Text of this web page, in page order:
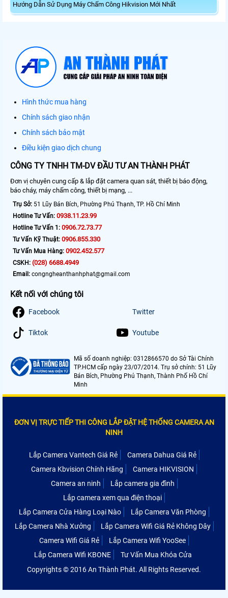
Hướng Dẫn Sử Dụng Máy Chấm Công Hikvision Mới Nhất
Hình thức mua hàng
Chính sách giao nhận
Chính sách bảo mật
Điều kiện giao dịch chung
CÔNG TY TNHH TM-DV ĐẦU TƯ AN THÀNH PHÁT
Đơn vị chuyên cung cấp & lắp đặt camera quan sát, thiết bị báo động,
báo cháy, máy chấm công, thiết bị mạng, ...
Trụ Sở: 51 Lũy Bán Bích, Phường Phú Thạnh, TP. Hồ Chí Minh
Hotline Tư Vấn: 0938.11.23.99
Hotline Tư Vấn 1: 0906.72.73.77
Tư Vấn Kỹ Thuật: 0906.855.330
Tư Vấn Mua Hàng: 0902.452.577
CSKH: (028) 6688.4949
Email: congngheanthanhphat@gmail.com
Kết nối với chúng tôi
Facebook Twitter
Tiktok Youtube
Mã số doanh nghiệp: 0312866570 do Sở Tài Chính
TP.HCM cấp ngày 23/07/2014. Trụ sở chính: 51 Lũy
Bán Bích, Phường Phú Thạnh, Thành Phố Hồ Chí
Minh
ĐƠN VỊ TRỰC TIẾP THI CÔNG LẮP ĐẶT HỆ THỐNG CAMERA AN
NINH
Lắp Camera Vantech Giá Rẻ
Camera Dahua Giá Rẻ
Camera Kbvision Chính Hãng
Camera HIKVISION
Camera an ninh
Lắp camera gia đình
Lắp camera xem qua điện thoại
Lắp Camera Cửa Hàng Loại Nào
Lắp Camera Văn Phòng
Lắp Camera Nhà Xưởng
Lắp Camera Wifi Giá Rẻ Không Dây
Camera Wifi Giá Rẻ
Lắp Camera Wifi YooSee
Lắp Camera Wifi KBONE
Tư Vấn Mua Khóa Cửa
Copyrights © 2016 An Thành Phát. All Rights Reserved.